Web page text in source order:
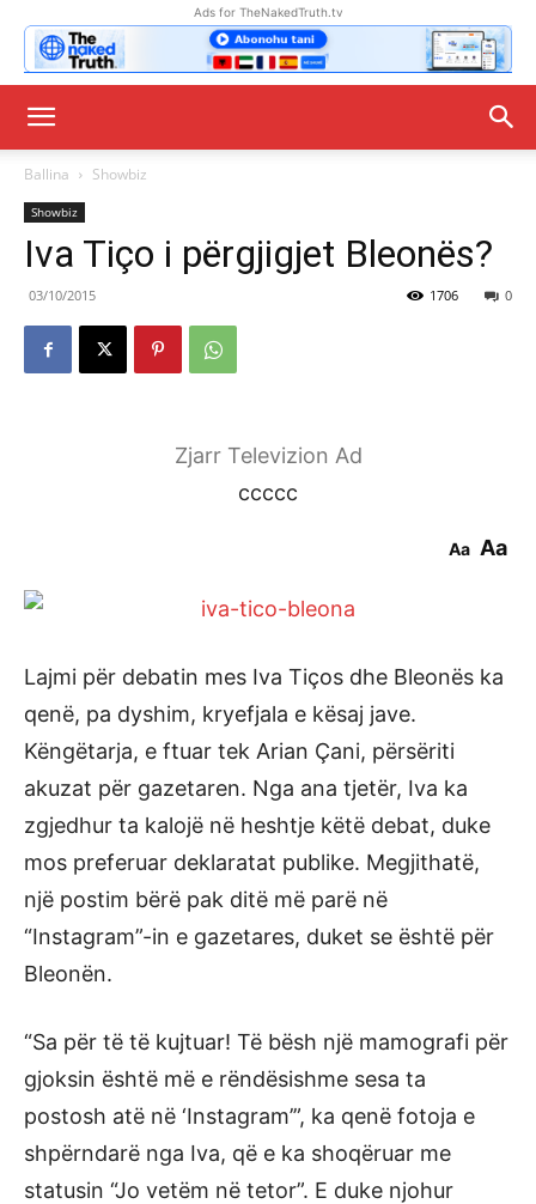
Ads for TheNakedTruth.tv
Ballina Showbiz
Showbiz
Iva Tiço i përgjigjet Bleonës?
03/10/2015 0
1706
Zjarr Televizion Ad
ccccc
Aa Aa
Lajmi për debatin mes Iva Tiços dhe Bleonës ka
qenë, pa dyshim, kryefjala e kësaj jave.
Këngëtarja, e ftuar tek Arian Çani, përsëriti
akuzat për gazetaren. Nga ana tjetër, Iva ka
zgjedhur ta kalojë në heshtje këtë debat, duke
mos preferuar deklaratat publike. Megjithatë,
një postim bërë pak ditë më parë në
“Instagram”-in e gazetares, duket se është për
Bleonën.
“Sa për të të kujtuar! Të bësh një mamografi për
gjoksin është më e rëndësishme sesa ta
postosh atë në ‘Instagram’”, ka qenë fotoja e
shpërndarë nga Iva, që e ka shoqëruar me
statusin “Jo vetëm në tetor”. E duke njohur